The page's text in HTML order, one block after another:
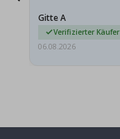
Gitte A
Verifizierter Käufer
06.08.2026